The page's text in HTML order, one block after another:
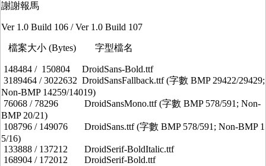
謝謝報馬
Ver 1.0 Build 106 / Ver 1.0 Build 107
檔案大小 (Bytes) 字型檔名
148484 / 150804 DroidSans-Bold.ttf
3189464 / 3022632 DroidSansFallback.ttf (字數 BMP 29422/29429;
Non-BMP 14259/14019)
76068 / 78296 DroidSansMono.ttf (字數 BMP 578/591; Non-
BMP 20/21)
108796 / 149076 DroidSans.ttf (字數 BMP 578/591; Non-BMP 1
5/16)
133888 / 137212 DroidSerif-BoldItalic.ttf
168904 / 172012 DroidSerif-Bold.ttf